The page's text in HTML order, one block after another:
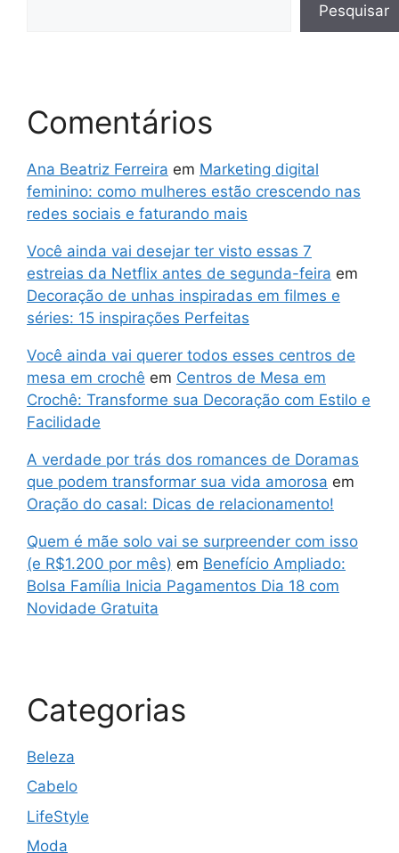
Pesquisar
Comentários
Ana Beatriz Ferreira em Marketing digital
feminino: como mulheres estão crescendo nas
redes sociais e faturando mais
Você ainda vai desejar ter visto essas 7
estreias da Netflix antes de segunda-feira em
Decoração de unhas inspiradas em filmes e
séries: 15 inspirações Perfeitas
Você ainda vai querer todos esses centros de
mesa em crochê em Centros de Mesa em
Crochê: Transforme sua Decoração com Estilo e
Facilidade
A verdade por trás dos romances de Doramas
que podem transformar sua vida amorosa em
Oração do casal: Dicas de relacionamento!
Quem é mãe solo vai se surpreender com isso
(e R$1.200 por mês) em Benefício Ampliado:
Bolsa Família Inicia Pagamentos Dia 18 com
Novidade Gratuita
Categorias
Beleza
Cabelo
LifeStyle
Moda